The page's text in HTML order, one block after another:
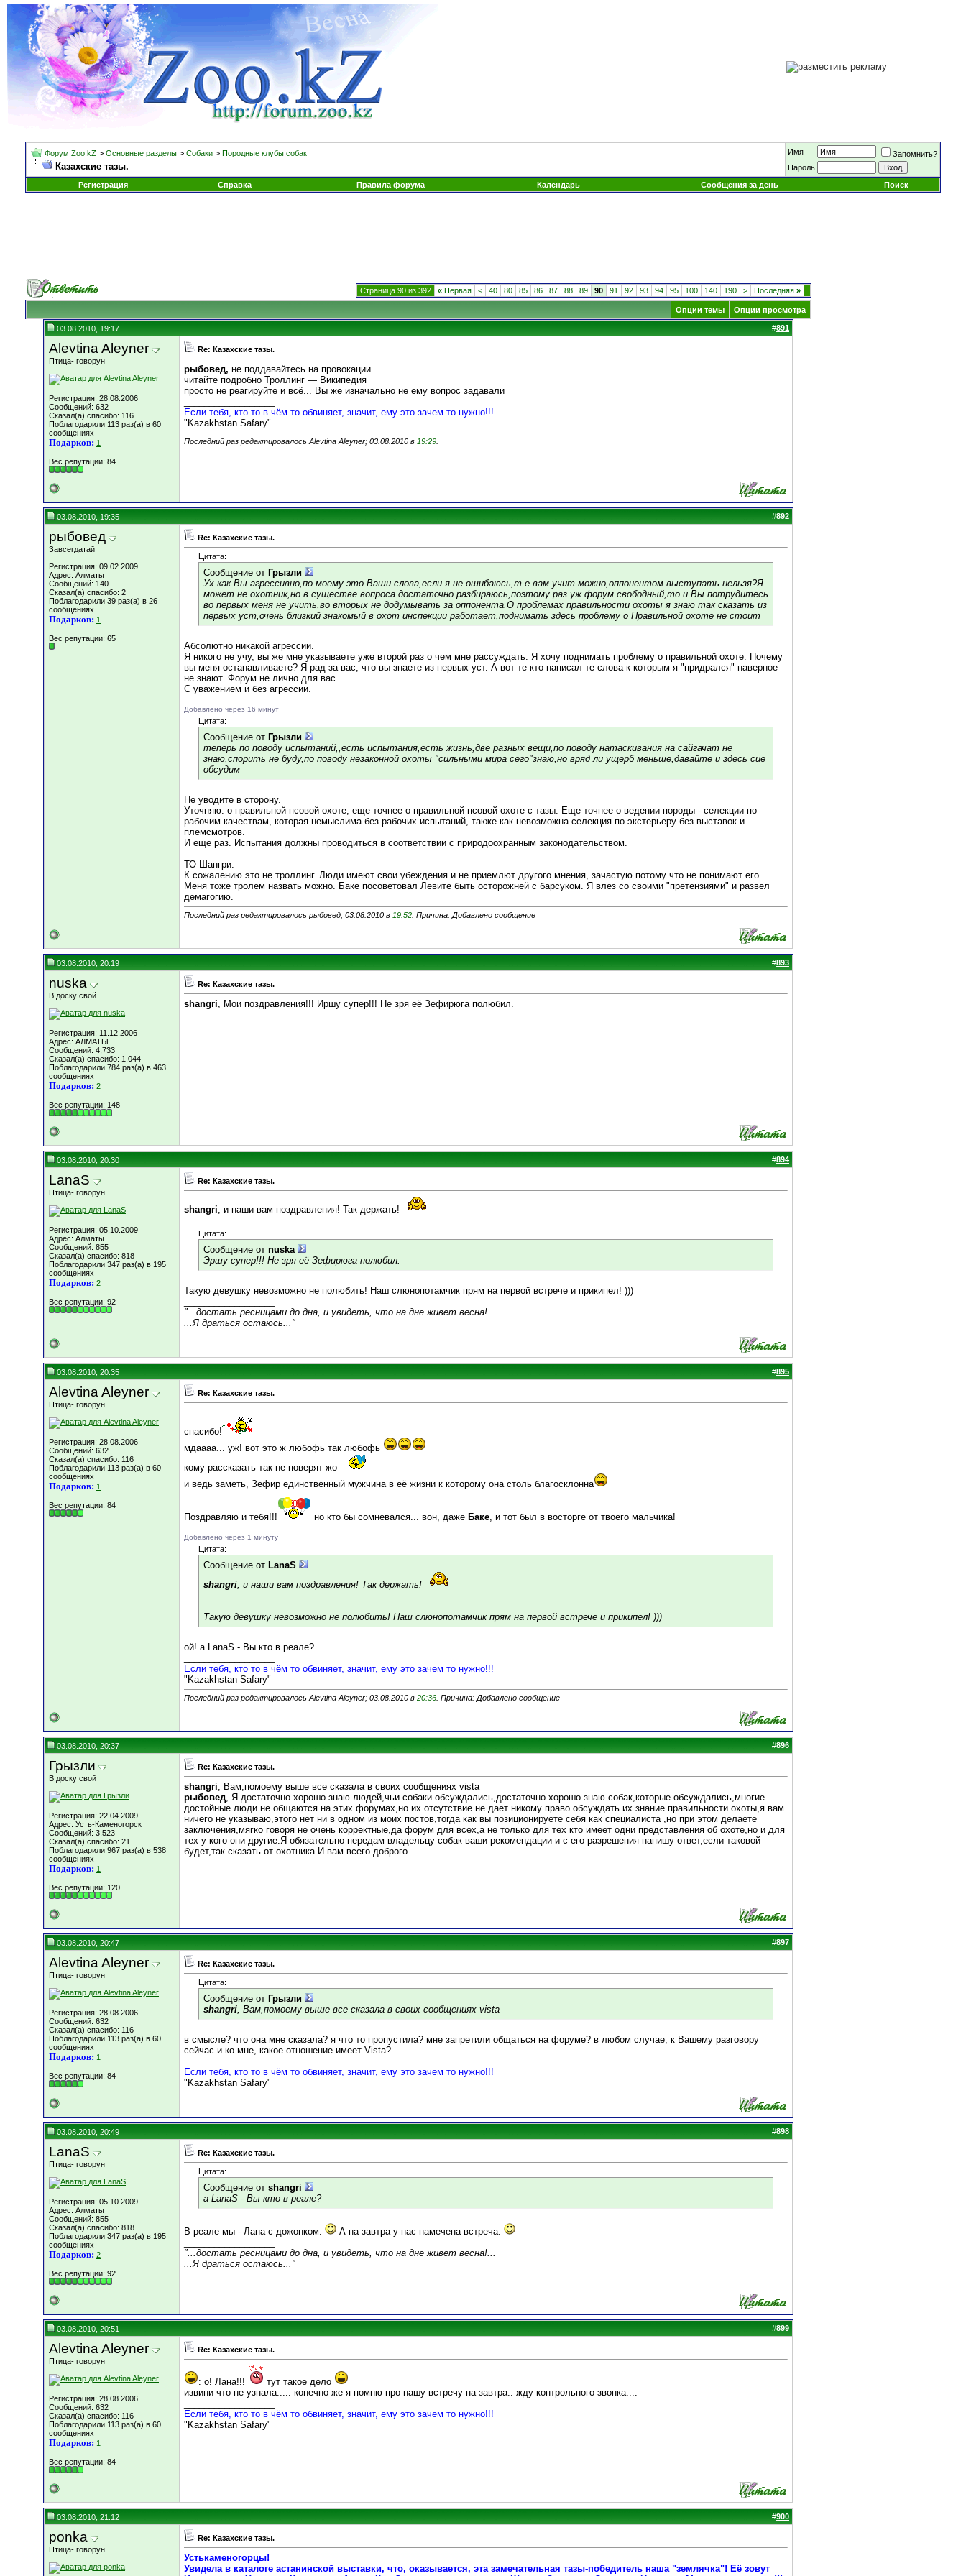
Форум Zoo.kZ > Основные разделы > Собаки > Породные клубы собак
Казахские тазы.
Имя
Запомнить?
Пароль
Регистрация
Справка Правила форума Календарь Сообщения за день Поиск
Страница 90 из 392 « Первая < 40 80 85 86 87 88 89 90 91 92 93 94 95 100 140 190 > Последняя »
Опции темы Опции просмотра
03.08.2010, 19:17 #891
Alevtina Aleyner
Птица- говорун
Регистрация: 28.08.2006
Сообщений: 632
Сказал(а) спасибо: 116
Поблагодарили 113 раз(а) в 60
сообщениях
Подарков: 1
Вес репутации: 84
Re: Казахские тазы.
рыбовед, не поддавайтесь на провокации...
читайте подробно Троллинг — Википедия
просто не реагируйте и всё... Вы же изначально не ему вопрос задавали
Если тебя, кто то в чём то обвиняет, значит, ему это зачем то нужно!!!
"Kazakhstan Safary"
Последний раз редактировалось Alevtina Aleyner; 03.08.2010 в 19:29
03.08.2010, 19:35 #892
рыбовед
Завсегдатай
Регистрация: 09.02.2009
Адрес: Алматы
Сообщений: 140
Сказал(а) спасибо: 2
Поблагодарили 39 раз(а) в 26
сообщениях
Подарков: 1
Вес репутации: 65
Re: Казахские тазы.
Цитата:
Сообщение от Грызли
Ух как Вы агрессивно,по моему это Ваши слова,если я не ошибаюсь,т.е.вам учит можно,оппонентом выступать нельзя?Я
может не охотник,но в существе вопроса достаточно разбираюсь,поэтому раз уж форум свободный,то и Вы потрудитесь
во первых меня не учить,во вторых не додумывать за оппонента.О проблемах правильности охоты я знаю так сказать из
первых уст,очень близкий знакомый в охот инспекции работает,поднимать здесь проблему о Правильной охоте не стоит
Абсолютно никакой агрессии.
Я никого не учу, вы же мне указываете уже второй раз о чем мне рассуждать. Я хочу поднимать проблему о правильной охоте. Почему
вы меня останавливаете? Я рад за вас, что вы знаете из первых уст. А вот те кто написал те слова к которым я "придрался" наверное
не знают. Форум не лично для вас.
С уважением и без агрессии.
Добавлено через 16 минут
Цитата:
Сообщение от Грызли
теперь по поводу испытаний,,есть испытания,есть жизнь,две разных вещи,по поводу натаскивания на сайгачат не
знаю,спорить не буду,по поводу незаконной охоты "сильными мира сего"знаю,но вряд ли ущерб меньше,давайте и здесь сие
обсудим
Не уводите в сторону.
Уточняю: о правильной псовой охоте, еще точнее о правильной псовой охоте с тазы. Еще точнее о ведении породы - селекции по
рабочим качествам, которая немыслима без рабочих испытаний, также как невозможна селекция по экстерьеру без выставок и
племсмотров.
И еще раз. Испытания должны проводиться в соответствии с природоохранным законодательством.
ТО Шангри:
К сожалению это не троллинг. Люди имеют свои убеждения и не приемлют другого мнения, зачастую потому что не понимают его.
Меня тоже тролем назвать можно. Баке посоветовал Левите быть осторожней с барсуком. Я влез со своими "претензиями" и развел
демагогию.
Последний раз редактировалось рыбовед; 03.08.2010 в 19:52 . Причина: Добавлено сообщение
03.08.2010, 20:19 #893
nuska
В доску свой
Регистрация: 11.12.2006
Адрес: АЛМАТЫ
Сообщений: 4,733
Сказал(а) спасибо: 1,044
Поблагодарили 784 раз(а) в 463
сообщениях
Подарков: 2
Вес репутации: 148
Re: Казахские тазы.
shangri, Мои поздравления!!! Иршу супер!!! Не зря её Зефирюга полюбил.
03.08.2010, 20:30 #894
LanaS
Птица- говорун
Регистрация: 05.10.2009
Адрес: Алматы
Сообщений: 855
Сказал(а) спасибо: 818
Поблагодарили 347 раз(а) в 195
сообщениях
Подарков: 2
Вес репутации: 92
Re: Казахские тазы.
shangri, и наши вам поздравления! Так держать!
Цитата:
Сообщение от nuska
Эршу супер!!! Не зря её Зефирюга полюбил.
Такую девушку невозможно не полюбить! Наш слюнопотамчик прям на первой встрече и прикипел! )))
"...достать ресницами до дна, и увидеть, что на дне живет весна!...
...Я драться остаюсь..."
03.08.2010, 20:35 #895
Alevtina Aleyner
Птица- говорун
Регистрация: 28.08.2006
Сообщений: 632
Сказал(а) спасибо: 116
Поблагодарили 113 раз(а) в 60
сообщениях
Подарков: 1
Вес репутации: 84
Re: Казахские тазы.
спасибо!
мдаааа... уж! вот это ж любофь так любофь
кому рассказать так не поверят жо
и ведь заметь, Зефир единственный мужчина в её жизни к которому она столь благосклонна
Поздравляю и тебя!!! но кто бы сомневался... вон, даже Баке, и тот был в восторге от твоего мальчика!
Добавлено через 1 минуту
Цитата:
Сообщение от LanaS
shangri, и наши вам поздравления! Так держать!
Такую девушку невозможно не полюбить! Наш слюнопотамчик прям на первой встрече и прикипел! )))
ой! а LanaS - Вы кто в реале?
Если тебя, кто то в чём то обвиняет, значит, ему это зачем то нужно!!!
"Kazakhstan Safary"
Последний раз редактировалось Alevtina Aleyner; 03.08.2010 в 20:36 . Причина: Добавлено сообщение
03.08.2010, 20:37 #896
Грызли
В доску свой
Регистрация: 22.04.2009
Адрес: Усть-Каменогорск
Сообщений: 3,523
Сказал(а) спасибо: 21
Поблагодарили 967 раз(а) в 538
сообщениях
Подарков: 1
Вес репутации: 120
Re: Казахские тазы.
shangri, Вам,помоему выше все сказала в своих сообщениях vista
рыбовед, Я достаточно хорошо знаю людей,чьи собаки обсуждались,достаточно хорошо знаю собак,которые обсуждались,многие
достойные люди не общаются на этих форумах,но их отсутствие не дает никому право обсуждать их знание правильности охоты,я вам
ничего не указываю,этого нет ни в одном из моих постов,тогда как вы позиционируете себя как специалиста ,но при этом делаете
заключения,мягко говоря не очень корректные,да форум для всех,а не только для тех кто имеет одни представления об охоте,но и для
тех у кого они другие.Я обязательно передам владельцу собак ваши рекомендации и с его разрешения напишу ответ,если таковой
будет,так сказать от охотника.И вам всего доброго
03.08.2010, 20:47 #897
Alevtina Aleyner
Птица- говорун
Регистрация: 28.08.2006
Сообщений: 632
Сказал(а) спасибо: 116
Поблагодарили 113 раз(а) в 60
сообщениях
Подарков: 1
Вес репутации: 84
Re: Казахские тазы.
Цитата:
Сообщение от Грызли
shangri, Вам,помоему выше все сказала в своих сообщениях vista
в смысле? что она мне сказала? я что то пропустила? мне запретили общаться на форуме? в любом случае, к Вашему разговору
сейчас и ко мне, какое отношение имеет Vista?
Если тебя, кто то в чём то обвиняет, значит, ему это зачем то нужно!!!
"Kazakhstan Safary"
03.08.2010, 20:49 #898
LanaS
Птица- говорун
Регистрация: 05.10.2009
Адрес: Алматы
Сообщений: 855
Сказал(а) спасибо: 818
Поблагодарили 347 раз(а) в 195
сообщениях
Подарков: 2
Вес репутации: 92
Re: Казахские тазы.
Цитата:
Сообщение от shangri
а LanaS - Вы кто в реале?
В реале мы - Лана с дожонком.
А на завтра у нас намечена встреча.
"...достать ресницами до дна, и увидеть, что на дне живет весна!...
...Я драться остаюсь..."
03.08.2010, 20:51 #899
Alevtina Aleyner
Птица- говорун
Регистрация: 28.08.2006
Сообщений: 632
Сказал(а) спасибо: 116
Поблагодарили 113 раз(а) в 60
сообщениях
Подарков: 1
Вес репутации: 84
Re: Казахские тазы.
: о! Лана!!!
тут такое дело
извини что не узнала..... конечно же я помню про нашу встречу на завтра.. жду контрольного звонка....
Если тебя, кто то в чём то обвиняет, значит, ему это зачем то нужно!!!
"Kazakhstan Safary"
03.08.2010, 21:12 #900
ponka
Птица- говорун
Re: Казахские тазы.
Устькаменогорцы!
Увидела в каталоге астанинской выставки, что, оказывается, эта замечательная тазы-победитель наша "землячка"! Её зовут